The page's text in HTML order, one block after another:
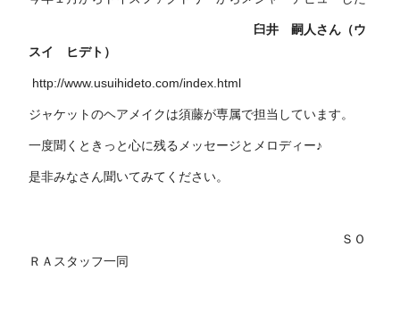
臼井 嗣人さん（ウ
スイ ヒデト）
http://www.usuihideto.com/index.html
ジャケットのヘアメイクは須藤が専属で担当しています。
一度聞くときっと心に残るメッセージとメロディー♪
是非みなさん聞いてみてください。
ＳＯ
ＲＡスタッフ一同